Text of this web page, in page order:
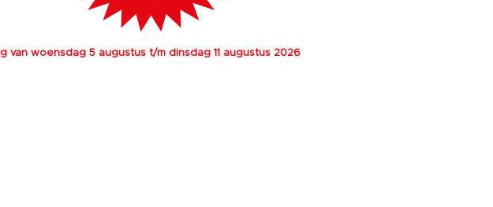
van woensdag 5 augustus t/m dinsdag 11 augustus 2026